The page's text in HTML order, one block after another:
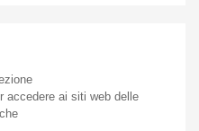
accedere ai siti web delle